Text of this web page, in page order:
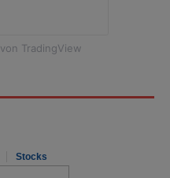
von TradingView